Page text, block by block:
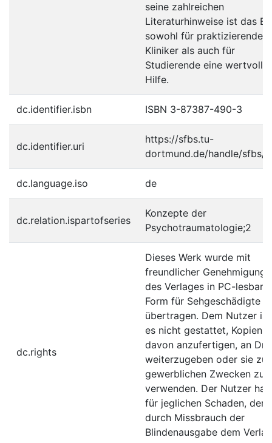
seine zahlreichen
Literaturhinweise ist das
sowohl für praktizierende
Kliniker als auch für
Studierende eine wertvolle
Hilfe.
dc.identifier.isbn ISBN 3-87387-490-3
dc.identifier.uri
https://sfbs.tu-
dortmund.de/handle/sfbs/
dc.language.iso de
dc.relation.ispartofseries
Konzepte der
Psychotraumatologie;2
dc.rights
Dieses Werk wurde mit
freundlicher Genehmigung
des Verlages in PC-lesbare
Form für Sehgeschädigte
übertragen. Dem Nutzer ist
es nicht gestattet, Kopien
davon anzufertigen, an
weiterzugeben oder sie zu
gewerblichen Zwecken zu
verwenden. Der Nutzer
für jeglichen Schaden, der
durch Missbrauch der
Blindenausgabe dem Verlag